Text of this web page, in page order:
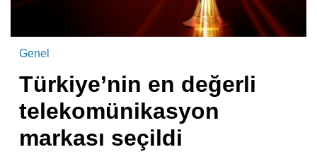
Genel
Türkiye’nin en değerli
telekomünikasyon
markası seçildi